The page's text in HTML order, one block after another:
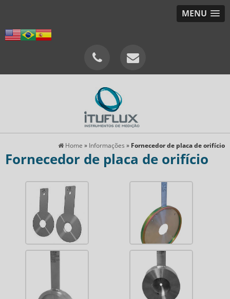
MENU
Home » Informações » Fornecedor de placa de orifício
Fornecedor de placa de orifício